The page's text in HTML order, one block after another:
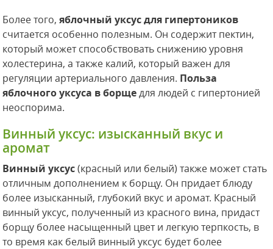
Более того,яблочный уксус для гипертоников
считается особенно полезным. Он содержит пектин,
который может способствовать снижению уровня
холестерина, а также калий, который важен для
регуляции артериального давления. Польза
яблочного уксуса в борщедля людей с гипертонией
неоспорима.
Винный уксус: изысканный вкус и
аромат
Винный уксус(красный или белый) также может стать
отличным дополнением к борщу. Он придает блюду
более изысканный, глубокий вкус и аромат. Красный
винный уксус, полученный из красного вина, придаст
борщу более насыщенный цвет и легкую терпкость, в
то время как белый винный уксус будет более